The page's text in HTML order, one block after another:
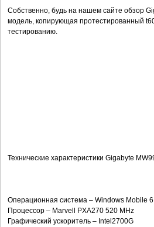
Собственно, будь на нашем сайте обзор
модель, копирующая протестированный
тестированию.
Технические характеристики Gigabyte
Операционная система – Windows Mobile 6
Процессор – Marvell PXA270 520 MHz
Графический ускоритель – Intel2700G